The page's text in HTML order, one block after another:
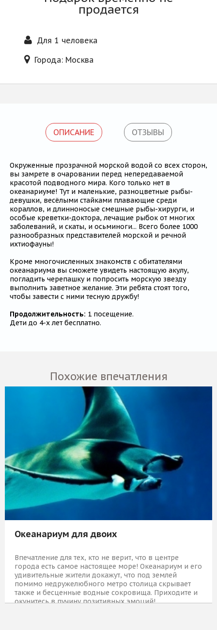
продается
Для 1 человека
Города: Москва
ОПИСАНИЕ ОТЗЫВЫ
Окруженные прозрачной морской водой со всех сторон,
вы замрете в очаровании перед непередаваемой
красотой подводного мира. Кого только нет в
океанариуме! Тут и маленькие, разноцветные рыбы-
девушки, весёлыми стайками плавающие среди
кораллов, и длинноносые смешные рыбы-хирурги, и
особые креветки-доктора, лечащие рыбок от многих
заболеваний, и скаты, и осьминоги... Всего более 1000
разнообразных представителей морской и речной
ихтиофауны!
Кроме многочисленных знакомств с обитателями
океанариума вы сможете увидеть настоящую акулу,
погладить черепашку и попросить морскую звезду
выполнить заветное желание. Эти ребята стоят того,
чтобы завести с ними тесную дружбу!
Продолжительность: 1 посещение.
Дети до 4-х лет бесплатно.
Похожие впечатления
Океанариум для двоих
Впечатление для тех, кто не верит, что в центре
города есть самое настоящее море! Океанариум и его
удивительные жители докажут, что под землей
помимо недружелюбного метро столица скрывает
также и бесценные водные сокровища. Приходите и
окунитесь в пучину позитивных эмоций!